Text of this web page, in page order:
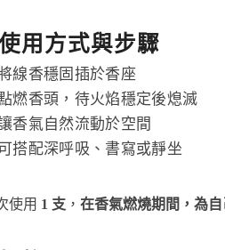
用方式與步驟
線香穩固插於香座
燃香頭，待火焰穩定後熄滅
香氣自然流動於空間
搭配深呼吸、書寫或靜坐
使用 1 支 ， 在香氣燃燒期間，為